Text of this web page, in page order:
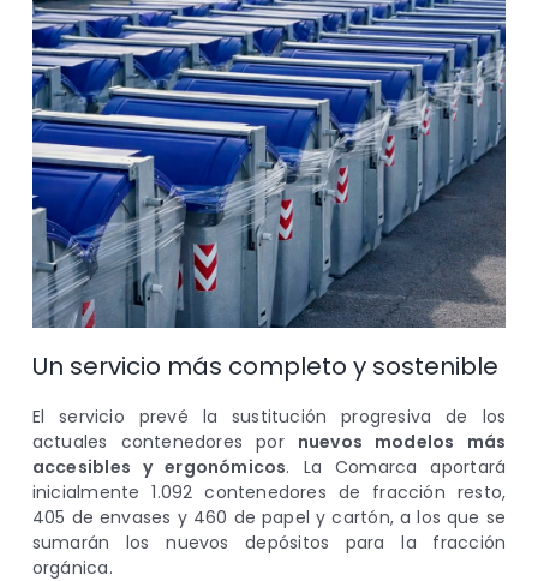
Un servicio más completo y sostenible
El servicio prevé la sustitución progresiva de los
actuales contenedores por nuevos modelos más
accesibles y ergonómicos. La Comarca aportará
inicialmente 1.092 contenedores de fracción resto,
405 de envases y 460 de papel y cartón, a los que se
sumarán los nuevos depósitos para la fracción
orgánica.